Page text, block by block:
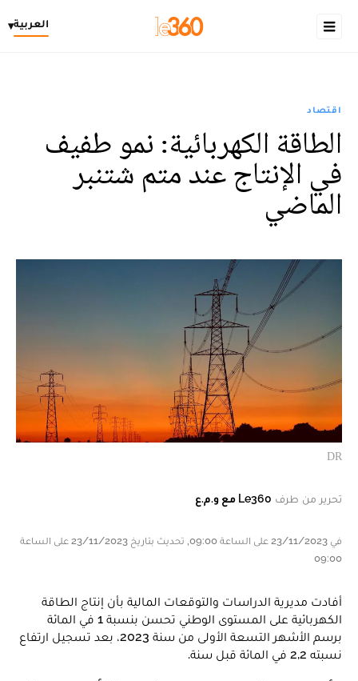
العربية▾
اقتصاد
الطاقة الكهربائية: نمو طفيف
في الإنتاج عند متم شتنبر
الماضي
DR
تحرير من طرف Le360 مع و.م.ع
في 23/11/2023 على الساعة 09:00, تحديث بتاريخ 23/11/2023 على الساعة
09:00
أفادت مديرية الدراسات والتوقعات المالية بأن إنتاج الطاقة
الكهربائية على المستوى الوطني تحسن بنسبة 1 في المائة
برسم الأشهر التسعة الأولى من سنة 2023، بعد تسجيل ارتفاع
نسبته 2,2 في المائة قبل سنة.